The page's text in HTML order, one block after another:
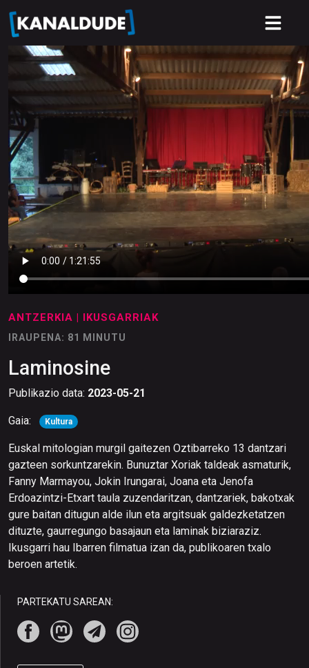
ANTZERKIA | IKUSGARRIAK
IRAUPENA: 81 MINUTU
Laminosine
Publikazio data: 2023-05-21
Gaia: Kultura
Euskal mitologian murgil gaitezen Oztibarreko 13 dantzari
gazteen sorkuntzarekin. Bunuztar Xoriak taldeak asmaturik,
Fanny Marmayou, Jokin Irungarai, Joana eta Jenofa
Erdoazintzi-Etxart taula zuzendaritzan, dantzariek, bakotxak
gure baitan ditugun alde ilun eta argitsuak galdezketatzen
dituzte, gaurregungo basajaun eta laminak biziaraziz.
Ikusgarri hau Ibarren filmatua izan da, publikoaren txalo
beroen artetik.
PARTEKATU SAREAN: